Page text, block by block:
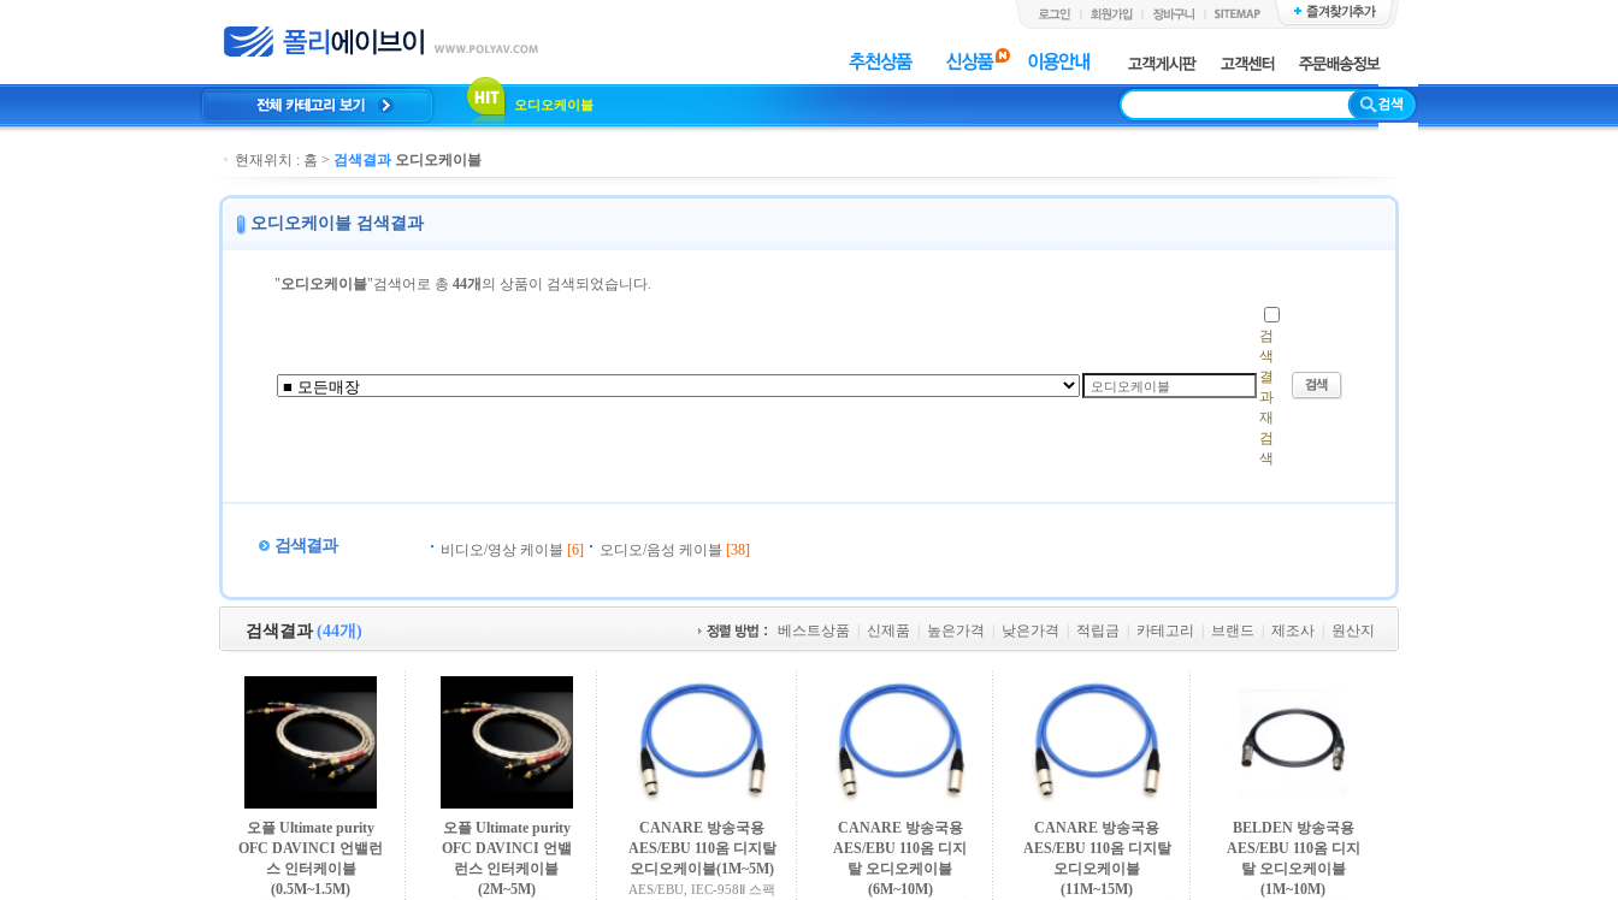
오디오케이블
현재위치 : 홈 > 검색결과 오디오케이블
오디오케이블 검색결과
"오디오케이블"검색어로 총 44개 의 상품이 검색되었습니다.
검
색
결
과
재
검
색
검색결과 비디오/영상 케이블 [6] 오디오/음성 케이블 [38]
검색결과 (44개) 베스트상품 신제품 높은가격 낮은가격 적립금 카테고리 브랜드 제조사 원산지
오플 Ultimate purity
OFC DAVINCI 언밸런
스 인터케이블
(0.5M~1.5M)
오플 Ultimate purity
OFC DAVINCI 언밸
런스 인터케이블
(2M~5M)
CANARE 방송국용
AES/EBU 110옴 디지탈
오디오케이블(1M~5M)
AES/EBU, IEC-958Ⅱ 스팩
CANARE 방송국용
AES/EBU 110옴 디지
탈 오디오케이블
(6M~10M)
CANARE 방송국용
AES/EBU 110옴 디지탈
오디오케이블
(11M~15M)
BELDEN 방송국용
AES/EBU 110옴 디지
탈 오디오케이블
(1M~10M)